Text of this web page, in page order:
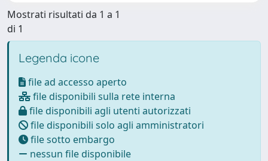
Mostrati risultati da 1 a 1
di 1
Legenda icone
file ad accesso aperto
file disponibili sulla rete interna
file disponibili agli utenti autorizzati
file disponibili solo agli amministratori
file sotto embargo
nessun file disponibile